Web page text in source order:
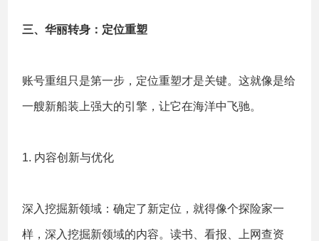
三、华丽转身：定位重塑
账号重组只是第一步，定位重塑才是关键。这就像是给
一艘新船装上强大的引擎，让它在海洋中飞驰。
1. 内容创新与优化
深入挖掘新领域：确定了新定位，就得像个探险家一
样，深入挖掘新领域的内容。读书、看报、上网查资